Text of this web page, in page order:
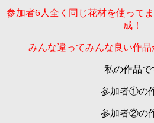
参加者6人全く同じ花材を使って
成！
みんな違ってみんな良い作
私の作品で
参加者①の
参加者②の